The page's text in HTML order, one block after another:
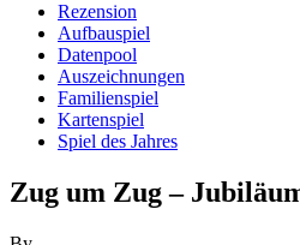
Rezension
Aufbauspiel
Datenpool
Auszeichnungen
Familienspiel
Kartenspiel
Spiel des Jahres
Zug um Zug –